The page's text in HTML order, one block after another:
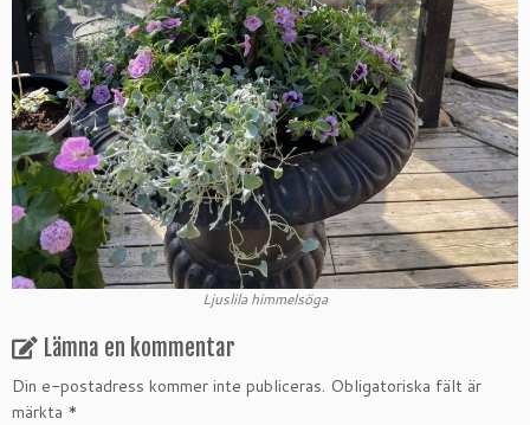
Ljuslila himmelsöga
Lämna en kommentar
Din e-postadress kommer inte publiceras. Obligatoriska fält är
märkta *